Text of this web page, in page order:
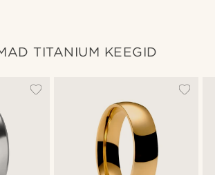
TITANIUM KEEGID